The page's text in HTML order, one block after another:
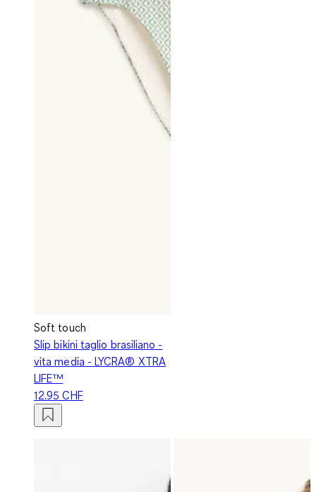
Soft touch
Slip bikini taglio brasiliano -
vita media - LYCRA® XTRA
LIFE™
12.95 CHF